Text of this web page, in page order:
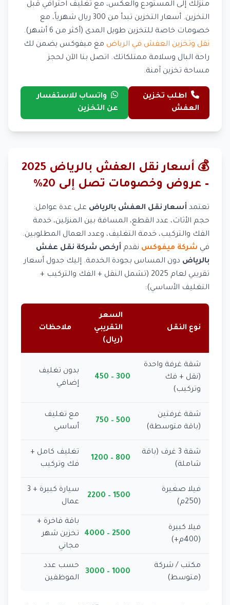
منزلك إلى المستودع والعكس، مع تغليف احترافي قبل
التخزين. أسعار التخزين تبدأ من 300 ريال شهرياً، مع
خصومات خاصة للتخزين طويل المدى (أكثر من 6 أشهر).
نقل وتخزين العفش في الرياض مع ميفوكس يضمن لك
راحة البال وسلامة ممتلكاتك. اتصل بنا الآن لحجز
مساحة تخزين آمنة.
اطلب تخزين
العفش
واتساب للاستفسار
عن التخزين
💰 أسعار نقل العفش بالرياض 2025
– عروض وخصومات تصل إلى 20%
تعتمد أسعار نقل العفش بالرياض على عدة عوامل:
حجم الأثاث، عدد القطع، المسافة بين المنزلين، خدمة
الفك والتركيب، خدمة التغليف، وعدد العمال المطلوبين.
في شركة ميفوكس نقدم أرخص شركة نقل عفش
بالرياض دون المساس بجودة الخدمة. إليك جدول أسعار
تقريبي لعام 2025 (تشمل النقل + الفك والتركيب +
التغليف الأساسي):
نوع النقل
السعر
التقريبي
(ريال)
ملاحظات
شقة غرفة واحدة
(نقل + فك
وتركيب)
300 – 450
بدون تغليف
إضافي
شقة غرفتين
(باقة متوسطة)
500 – 750
مع تغليف
أساسي
شقة 3 غرف (باقة
شاملة)
800 – 1200
تغليف كامل +
فك وتركيب
فيلا صغيرة
(250م)
1500 – 2200
سيارة كبيرة + 3
عمال
فيلا كبيرة
(400م+)
2500 – 4000
باقة فاخرة +
تخزين شهر
مجاني
مكتب / شركة
(متوسط)
1000 – 3000
حسب عدد
الموظفين